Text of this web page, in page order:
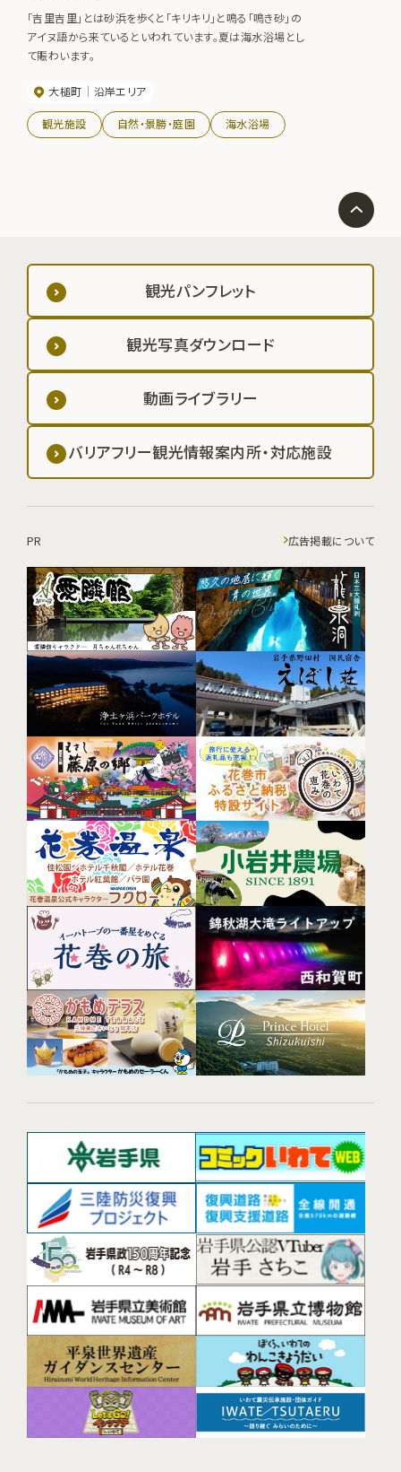
「吉里吉里」とは砂浜を歩くと「キリキリ」と鳴る「鳴き砂」の
アイヌ語から来ているといわれています。夏は海水浴場とし
て賑わいます。
大槌町 沿岸エリア
観光施設 自然・景勝・庭園 海水浴場
観光パンフレット
観光写真ダウンロード
動画ライブラリー
バリアフリー観光情報案内所・対応施設
PR 広告掲載について